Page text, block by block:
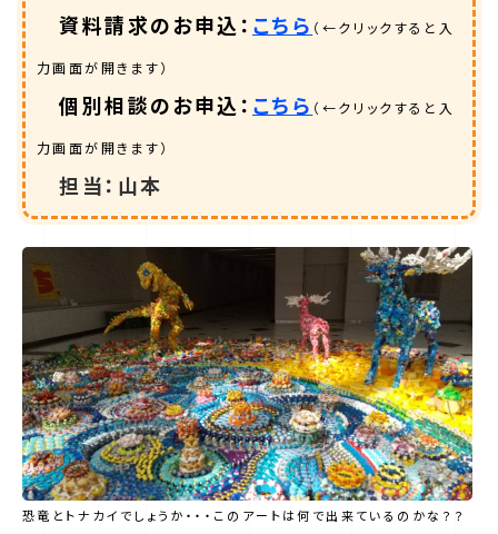
第一学院中等部について
資料請求のお申込： こちら （←クリックすると入
力画面が開きます）
個別相談のお申込 ： こちら （←クリックすると入
力画面が開きます）
担当：山本
恐竜とトナカイでしょうか・・・このアートは何で出来ているのかな？？